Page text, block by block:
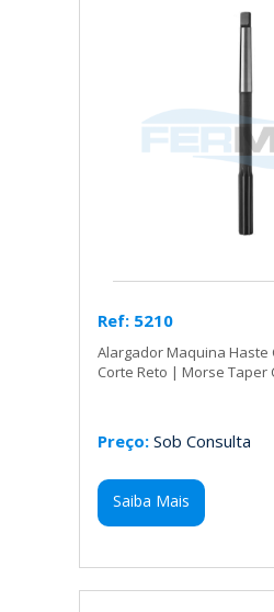
Ref: 5210
Alargador Maquina Haste
Corte Reto | Morse Taper
Preço: Sob Consulta
Saiba Mais